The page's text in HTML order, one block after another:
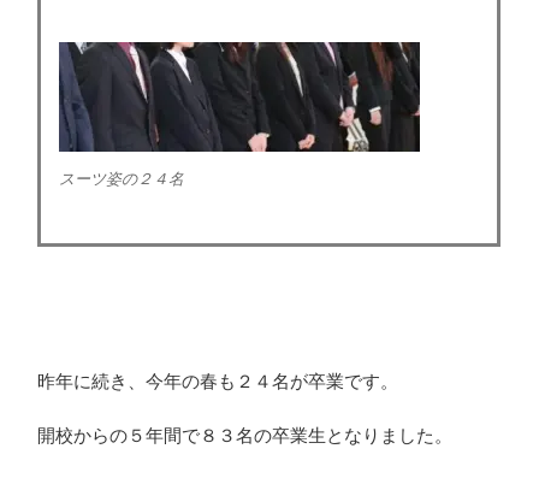
スーツ姿の２４名
昨年に続き、今年の春も２４名が卒業です。
開校からの５年間で８３名の卒業生となりました。